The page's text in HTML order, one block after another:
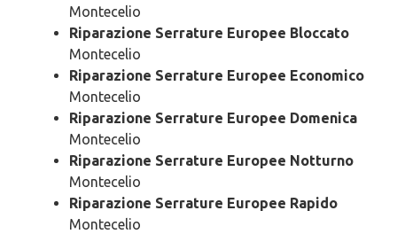
Montecelio
Riparazione Serrature Europee Bloccato
Montecelio
Riparazione Serrature Europee Economico
Montecelio
Riparazione Serrature Europee Domenica
Montecelio
Riparazione Serrature Europee Notturno
Montecelio
Riparazione Serrature Europee Rapido
Montecelio